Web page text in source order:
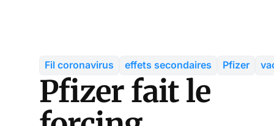
Fil coronavirus effets secondaires Pfizer
Pfizer fait le